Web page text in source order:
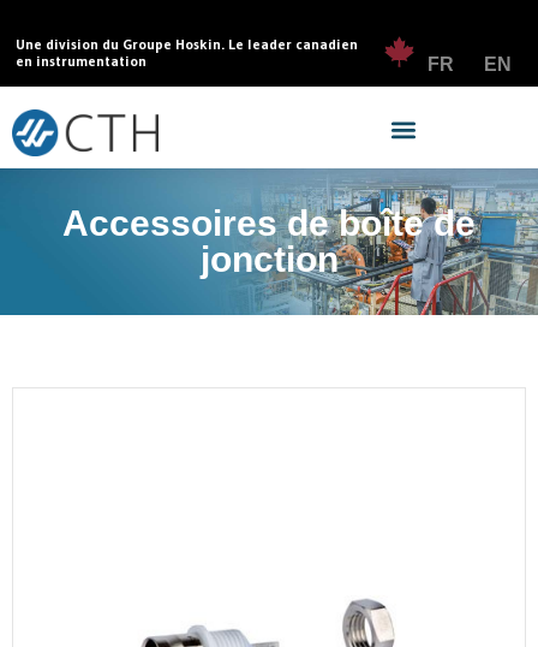
Une division du Groupe Hoskin. Le leader canadien
en instrumentation
FR EN
Accessoires de boîte de
jonction